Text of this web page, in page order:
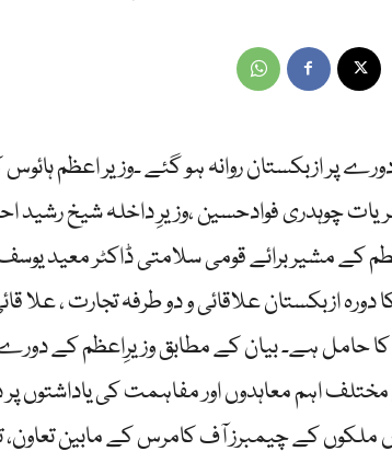
دورے پر ازبکستان روانہ ہو گئے ۔وزیر اعظم
چوہدری فوادحسین ،وزیرِ داخلہ شیخ رشید
کے مشیر برائے قومی سلامتی ڈاکٹر معید
ازبکستان علاقائی و دو طرفہ تجارت ، علا
حامل ہے۔ بیان کے مطابق وزیرِاعظم کے دورے
اہم معاہدوں اور مفاہمت کی یاداشتوں
کے چیمبرز آف کامرس کے مابین تعاون،